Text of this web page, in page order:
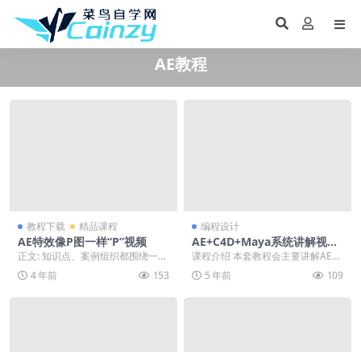
AE教程
教程下载 精品课程
AE特效像P图一样“P”视频
正文: 知识点、案例组织都围绕一个
关键目标——整活儿。尽量避免华
而不实的理论空谈...
4 年前 153
编程设计
AE+C4D+Maya系统讲解视频
课程
课程介绍 本套教程会主要讲解AE和
C4D在3D元素中的协同工作问题，
尤其是讲解激...
5 年前 109